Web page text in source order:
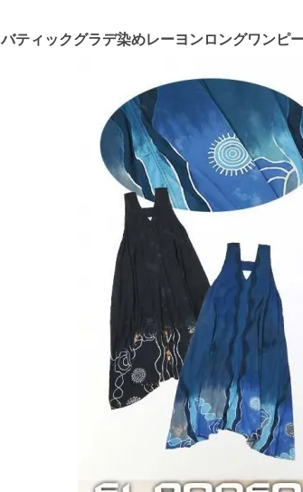
バティックグラデ染めレーヨンロングワンピ